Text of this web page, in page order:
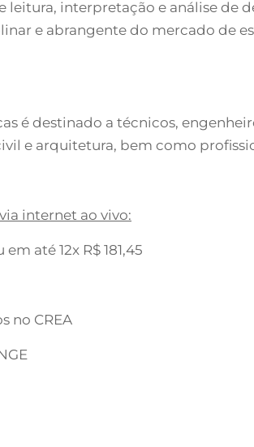
leitura, interpretação e análise de
e abrangente do mercado de
é destinado a técnicos,
e arquitetura, bem como
internet ao vivo:
até 12x R$ 181,45
no CREA